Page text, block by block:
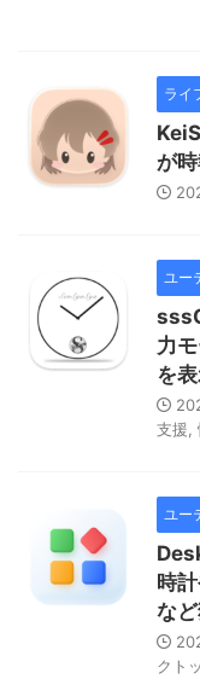
ライ
が
ユー
力
を
支援
ユー
時
な
クト